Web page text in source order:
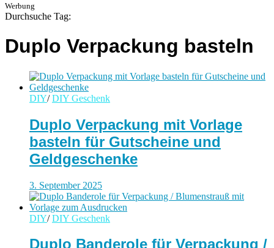
Werbung
Durchsuche Tag:
Duplo Verpackung basteln
DIY/ DIY Geschenk
Duplo Verpackung mit Vorlage
basteln für Gutscheine und
Geldgeschenke
3. September 2025
DIY/ DIY Geschenk
Duplo Banderole für Verpackung /